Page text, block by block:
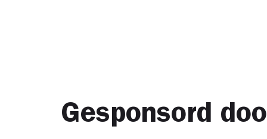
Gesponsord